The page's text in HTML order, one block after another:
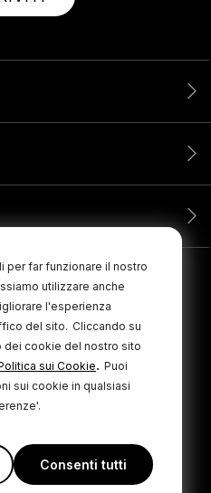
per far funzionare il nostro
utilizzare anche
l'esperienza
del sito. Cliccando su
dei cookie del nostro sito
sui Cookie. Puoi
sui cookie in qualsiasi
Consenti tutti
e condizioni | Cookie Policy